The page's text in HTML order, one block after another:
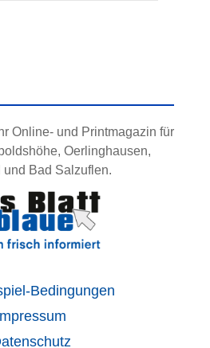
Online- und Printmagazin für
Oerlinghausen,
und Bad Salzuflen.
Bedingungen